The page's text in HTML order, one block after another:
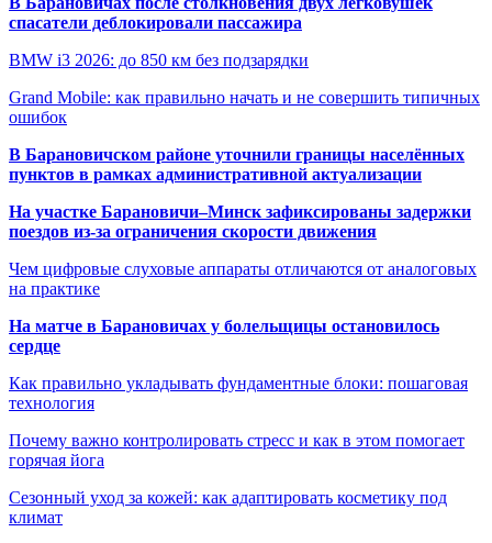
спасатели деблокировали пассажира
BMW i3 2026: до 850 км без подзарядки
Grand Mobile: как правильно начать и не совершить типичных
ошибок
В Барановичском районе уточнили границы населённых
пунктов в рамках административной актуализации
На участке Барановичи–Минск зафиксированы задержки
поездов из-за ограничения скорости движения
Чем цифровые слуховые аппараты отличаются от аналоговых
на практике
На матче в Барановичах у болельщицы остановилось
сердце
Как правильно укладывать фундаментные блоки: пошаговая
технология
Почему важно контролировать стресс и как в этом помогает
горячая йога
Сезонный уход за кожей: как адаптировать косметику под
климат